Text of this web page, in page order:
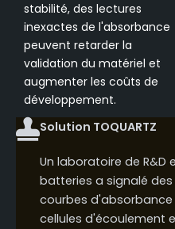
stabilité, des lectures
inexactes de l'absorbance
peuvent retarder la
validation du matériel et
augmenter les coûts de
développement.
Solution TOQUARTZ
Un laboratoire de R&D
batteries a signalé
courbes d'absorbance
cellules d'écoulement